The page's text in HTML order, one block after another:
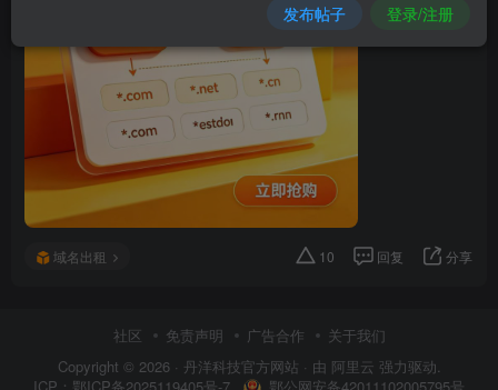
域名出租 10 回复 分享
社区 免责声明 广告合作
关于我们
Copyright © 2026 · 丹洋科技官方网站 · 由 阿里云 强力驱动.
发布帖子 登录/注册